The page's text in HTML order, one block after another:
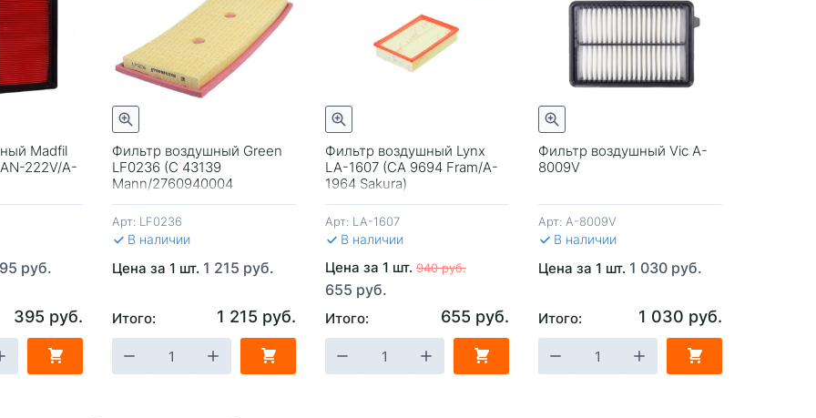
Madfil
222V/A-
руб.
395 руб.
Фильтр воздушный Green
LF0236 (C 43139
Mann/2760940004
Арт: LF0236
В наличии
Цена за 1 шт. 1 215 руб.
Итого: 1 215 руб.
Фильтр воздушный Lynx
LA-1607 (CA 9694 Fram/A-
1964 Sakura)
Арт: LA-1607
В наличии
Цена за 1 шт. 940 руб.
655 руб.
Итого: 655 руб.
Фильтр воздушный Vic A-
8009V
Арт: A-8009V
В наличии
Цена за 1 шт. 1 030 руб.
Итого: 1 030 руб.
- + В КОРЗИНУ - + В КОРЗИНУ - + В КОРЗИНУ -